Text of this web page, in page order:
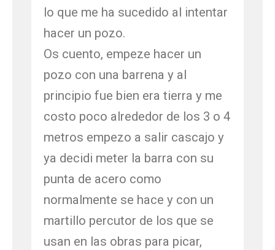
lo que me ha sucedido al intentar
hacer un pozo.
Os cuento, empeze hacer un
pozo con una barrena y al
principio fue bien era tierra y me
costo poco alrededor de los 3 o 4
metros empezo a salir cascajo y
ya decidi meter la barra con su
punta de acero como
normalmente se hace y con un
martillo percutor de los que se
usan en las obras para picar,